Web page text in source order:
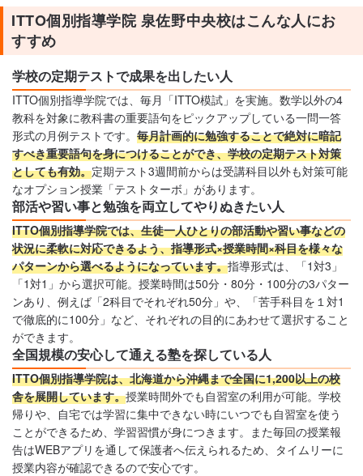
ITTO個別指導学院 泉佐野中央校はこんな人にお
すすめ
学校の定期テストで成果を出したい人
ITTO個別指導学院では、毎月「ITTO模試」を実施。数学以外の4
教科を対象に教科書の重要語句をピックアップしている一問一答
形式の月例テストです。 毎月計画的に勉強することで絶対に暗記
すべき重要語句を身につけることができ、学校の定期テスト対策
としても有効。定期テスト3週間前からは受講科目以外も対策可能
なオプション授業「テストターボ」があります。
部活や習い事と勉強を両立してやりぬきたい人
ITTO個別指導学院では、生徒一人ひとりの部活動や習い事などの
状況に柔軟に対応できるよう、指導形式×授業時間×科目を様々な
パターンから選べるようになっています。指導形式は、「1対3」
「1対1」から選択可能。授業時間は50分・80分・100分の3パター
ンあり、例えば「2科目でそれぞれ50分」や、「苦手科目を１対1
で徹底的に100分」など、それぞれの目的にあわせて選択すること
ができます。
全国規模の安心して通える塾を探している人
ITTO個別指導学院は、北海道から沖縄まで全国に1,200以上の校
舎を展開しています。授業時間外でも自習室の利用が可能。学校
帰りや、自宅では学習に集中できない時にいつでも自習室を使う
ことができるため、学習習慣が身につきます。また毎回の授業報
告はWEBアプリを通して保護者へ伝えられるため、タイムリーに
授業内容が確認できるので安心です。